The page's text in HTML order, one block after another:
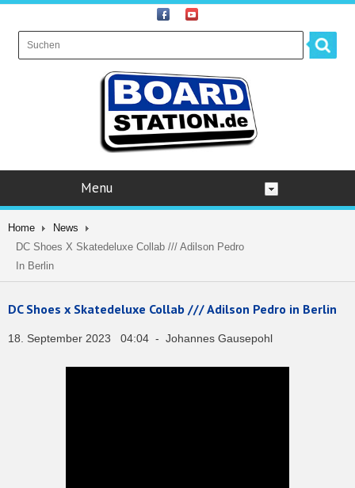
Menu
Home
News
DC Shoes X Skatedeluxe Collab /// Adilson Pedro
In Berlin
DC Shoes x Skatedeluxe Collab /// Adilson Pedro in Berlin
18. September 2023 04:04 - Johannes Gausepohl